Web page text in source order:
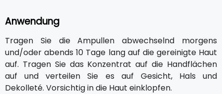
Anwendung
Tragen Sie die Ampullen abwechselnd morgens
und/oder abends 10 Tage lang auf die gereinigte Haut
auf. Tragen Sie das Konzentrat auf die Handflächen
auf und verteilen Sie es auf Gesicht, Hals und
Dekolleté. Vorsichtig in die Haut einklopfen.